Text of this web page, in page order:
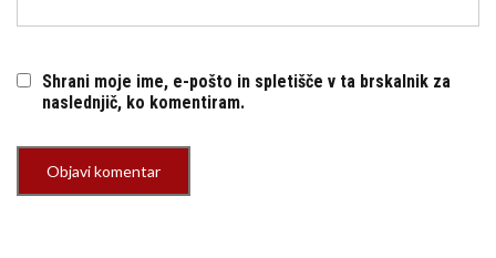
Shrani moje ime, e-pošto in spletišče v ta brskalnik za
naslednjič, ko komentiram.